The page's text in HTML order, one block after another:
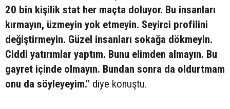
20 bin kişilik stat her maçta doluyor. Bu insanları
kırmayın, üzmeyin yok etmeyin. Seyirci profilini
değiştirmeyin. Güzel insanları sokağa dökmeyin.
Ciddi yatırımlar yaptım. Bunu elimden almayın. Bu
gayret içinde olmayın. Bundan sonra da oldurtmam
onu da söyleyeyim.'' diye konuştu.